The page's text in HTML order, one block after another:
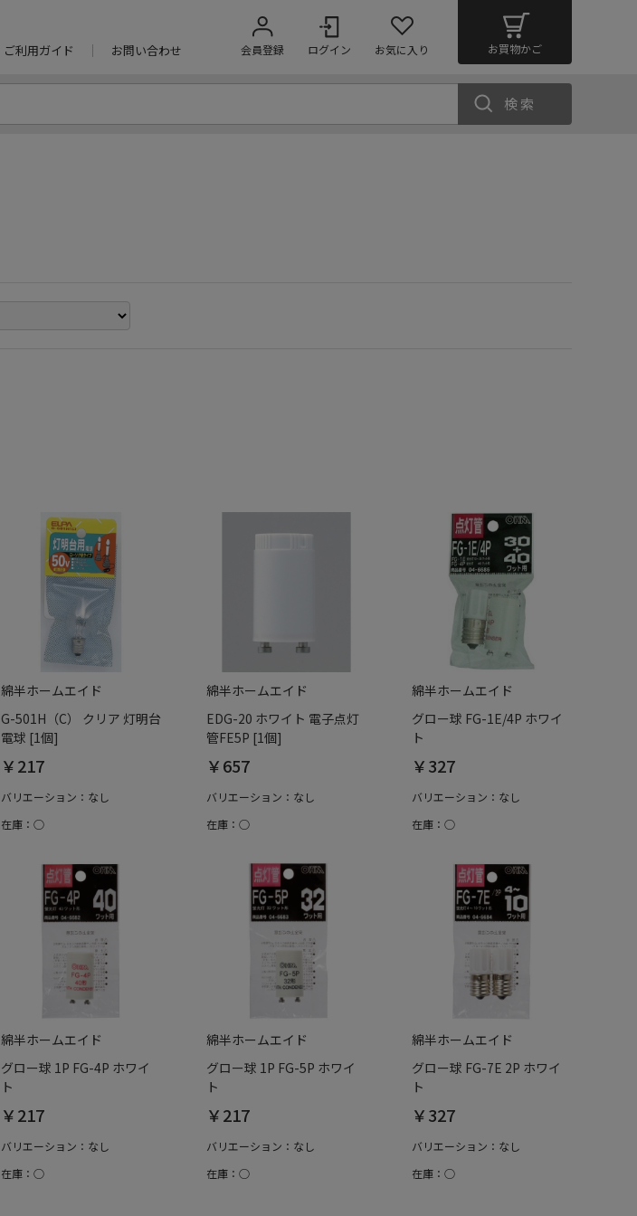
ご利用ガイド お問い合わせ 会員登録 ログイン お気に入り お買物かご
検索
綿半ホームエイド
G-501H（C） クリア 灯明台
電球 [1個]
￥217
バリエーション：なし
在庫：○
綿半ホームエイド
EDG-20 ホワイト 電子点灯
管FE5P [1個]
￥657
バリエーション：なし
在庫：○
綿半ホームエイド
グロー球 FG-1E/4P ホワイ
ト
￥327
バリエーション：なし
在庫：○
綿半ホームエイド
グロー球 1P FG-4P ホワイ
ト
￥217
バリエーション：なし
在庫：○
綿半ホームエイド
グロー球 1P FG-5P ホワイ
ト
￥217
バリエーション：なし
在庫：○
綿半ホームエイド
グロー球 FG-7E 2P ホワイ
ト
￥327
バリエーション：なし
在庫：○